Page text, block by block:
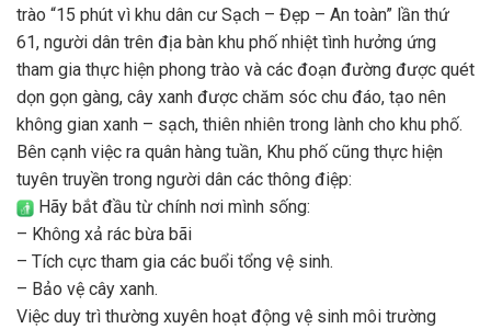
trào “15 phút vì khu dân cư Sạch – Đẹp – An toàn” lần thứ
61, người dân trên địa bàn khu phố nhiệt tình hưởng ứng
tham gia thực hiện phong trào và các đoạn đường được quét
dọn gọn gàng, cây xanh được chăm sóc chu đáo, tạo nên
không gian xanh – sạch, thiên nhiên trong lành cho khu phố.
Bên cạnh việc ra quân hàng tuần, Khu phố cũng thực hiện
tuyên truyền trong người dân các thông điệp:
Hãy bắt đầu từ chính nơi mình sống:
– Không xả rác bừa bãi
– Tích cực tham gia các buổi tổng vệ sinh.
– Bảo vệ cây xanh.
Việc duy trì thường xuyên hoạt động vệ sinh môi trường